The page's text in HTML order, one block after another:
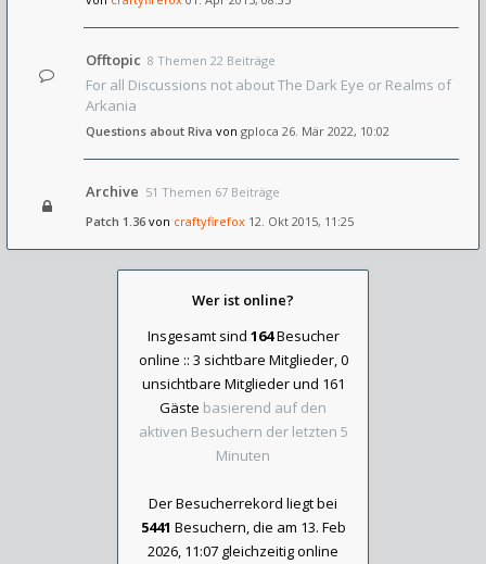
Offtopic 8 Themen 22 Beiträge
For all Discussions not about The Dark Eye or Realms of
Arkania
Questions about Riva von gploca 26. Mär 2022, 10:02
Archive 51 Themen 67 Beiträge
Patch 1.36 von craftyfirefox 12. Okt 2015, 11:25
Wer ist online?
Insgesamt sind 164Besucher
online :: 3 sichtbare Mitglieder, 0
unsichtbare Mitglieder und 161
Gäste basierend auf den
aktiven Besuchern der letzten 5
Minuten
Der Besucherrekord liegt bei
5441 Besuchern, die am 13. Feb
2026, 11:07 gleichzeitig online